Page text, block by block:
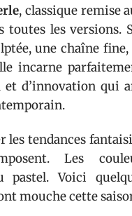
, classique remise
toutes les versions.
une chaîne
incarne
d’innovation qui
les tendances
Les
pastel. Voici
mouche cette